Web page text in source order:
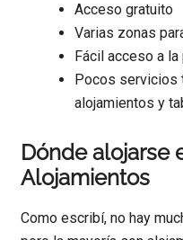
Acceso gratuito
Varias zonas
Fácil acceso a la
Pocos servicios
alojamientos y
Dónde alojarse
Alojamientos
Como escribí, no hay